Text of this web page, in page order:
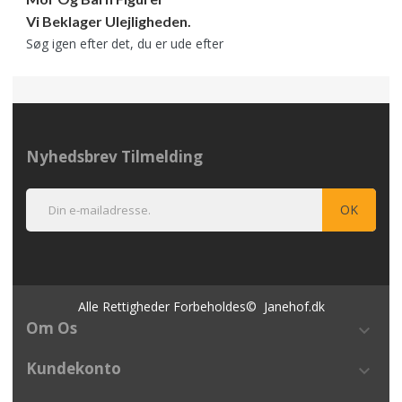
Vi Beklager Ulejligheden.
Søg igen efter det, du er ude efter
Nyhedsbrev Tilmelding
Alle Rettigheder Forbeholdes© Janehof.dk
Om Os keyboard_arrow_down
Kundekonto keyboard_arrow_down